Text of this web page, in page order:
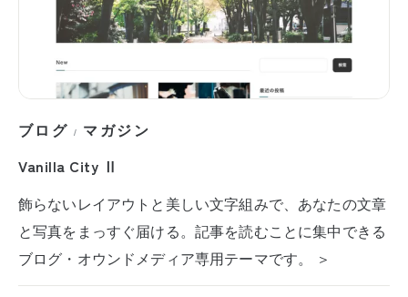
ブログ / マガジン
Vanilla City Ⅱ
飾らないレイアウトと美しい文字組みで、あなたの文章
と写真をまっすぐ届ける。記事を読むことに集中できる
ブログ・オウンドメディア専用テーマです。 ＞